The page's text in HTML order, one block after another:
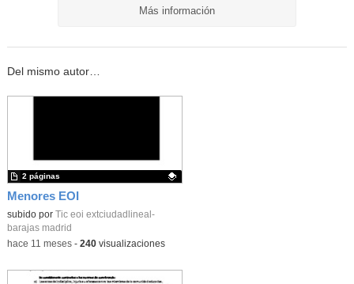
Más información
Del mismo autor…
Menores EOI
Contenido educativo.
subido por Tic eoi extciudadlineal-
barajas madrid
2 páginas
-hace 11 meses- 240visualizaciones